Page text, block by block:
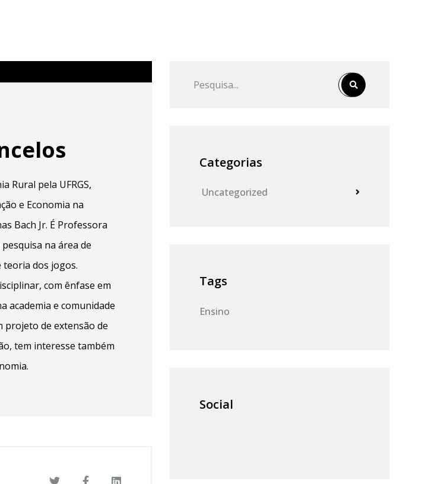
Rural pela UFRGS,
e Economia na
Bach Jr. É Professora
na área de
teoria dos jogos.
com ênfase em
academia e comunidade
projeto de extensão de
tem interesse também
Categorias
Uncategorized
Tags
Ensino
Social